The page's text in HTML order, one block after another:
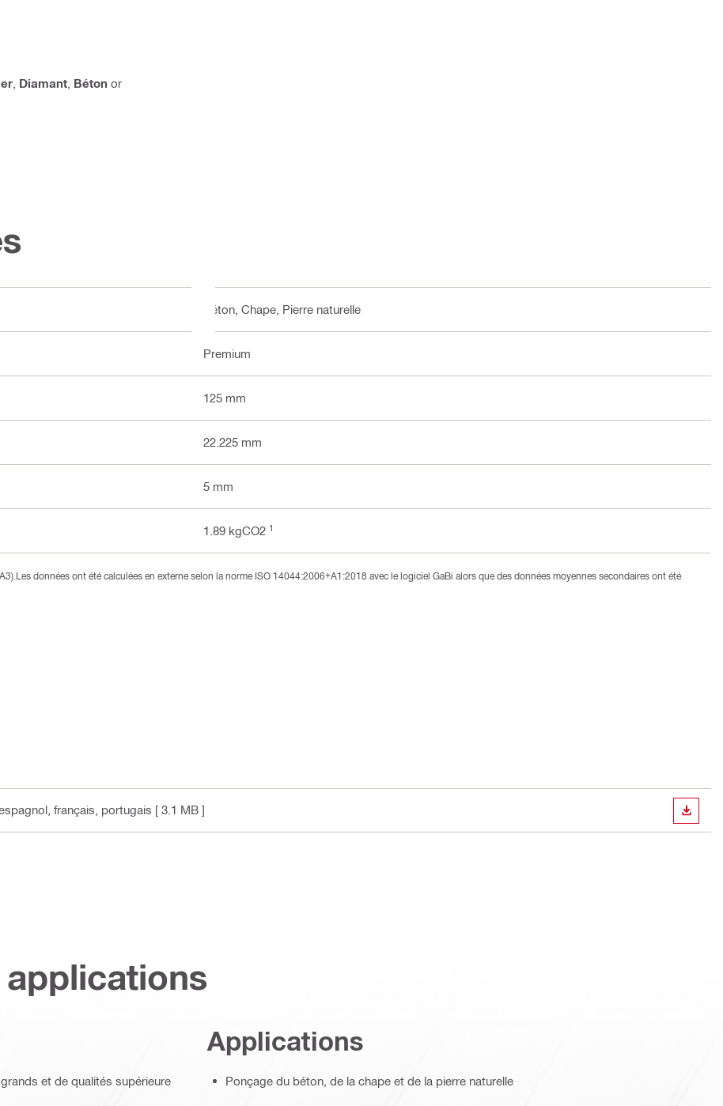
Diamant Béton or
Béton, Chape, Pierre naturelle
Premium
125 mm
22.225 mm
5 mm
1.89 kgCO2 1
données ont été calculées en externe selon la norme ISO 14044:2006+A1:2018 avec le logiciel GaBi alors que des données moyennes secondaires ont été
français, portugais [ 3.1 MB ]
et de qualités supérieure
Applications
Ponçage du béton, de la chape et de la pierre naturelle